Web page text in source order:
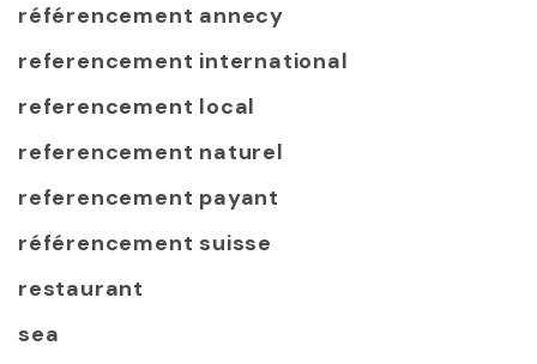
référencement annecy
referencement international
referencement local
referencement naturel
referencement payant
référencement suisse
restaurant
sea